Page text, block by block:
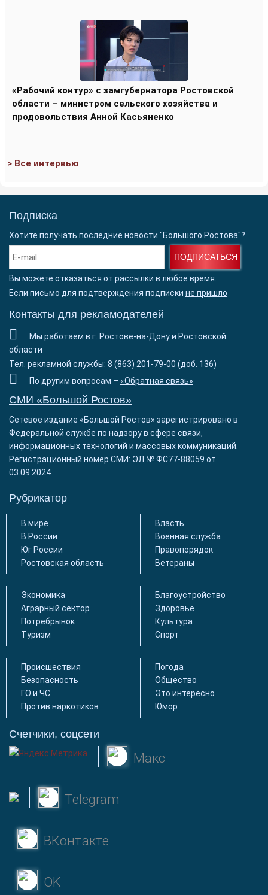
«Рабочий контур» с замгубернатора Ростовской
области – министром сельского хозяйства и
продовольствия Анной Касьяненко
> Все интервью
Подписка
Хотите получать последние новости "Большого Ростова"?
ПОДПИСАТЬСЯ
Вы можете отказаться от рассылки в любое время.
Если письмо для подтверждения подписки не пришло
Контакты для рекламодателей
Мы работаем в г. Ростове-на-Дону и Ростовской
области
Тел. рекламной службы: 8 (863) 201-79-00 (доб. 136)
По другим вопросам – «Обратная связь»
СМИ «Большой Ростов»
Сетевое издание «Большой Ростов» зарегистрировано в
Федеральной службе по надзору в сфере связи,
информационных технологий и массовых коммуникаций.
Регистрационный номер СМИ: ЭЛ № ФС77-88059 от
03.09.2024
Рубрикатор
В мире
В России
Юг России
Ростовская область
Власть
Военная служба
Правопорядок
Ветераны
Экономика
Аграрный сектор
Потребрынок
Туризм
Благоустройство
Здоровье
Культура
Спорт
Происшествия
Безопасность
ГО и ЧС
Против наркотиков
Погода
Общество
Это интересно
Юмор
Счетчики, соцсети
Макс
Telegram
ВКонтакте
OK